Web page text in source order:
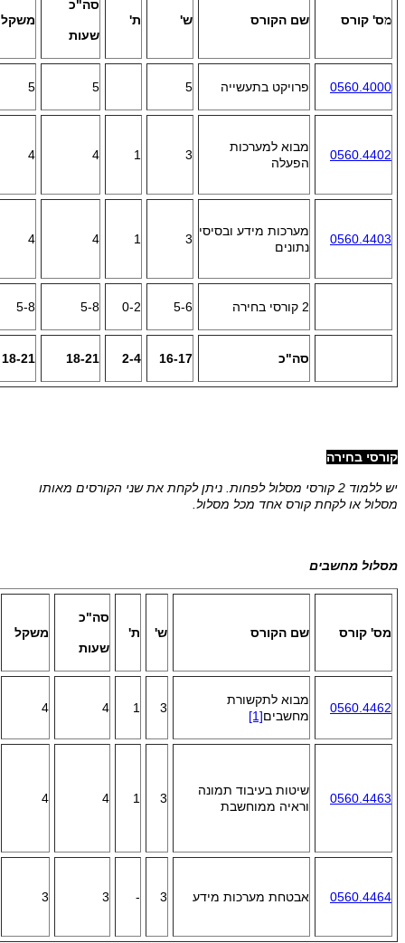
מס' קורס שם הקורס ש' ת'
סה"כ
שעות
משקל
0560.4000 פרויקט בתעשייה 5
5
5
0560.4402
מבוא למערכות
הפעלה
3
1
4
4
0560.4403
מערכות מידע ובסיסי
נתונים
3
1
4
4
2 קורסי בחירה 5-6
0-2
5-8
5-8
סה"כ 16-17
2-4
18-21
18-21
קורסי בחירה
יש ללמוד 2 קורסי מסלול לפחות. ניתן לקחת את שני הקורסים מאותו
מסלול או לקחת קורס אחד מכל מסלול.
מסלול מחשבים
מס' קורס שם הקורס ש' ת'
סה"כ
שעות
משקל
0560.4462
מבוא לתקשורת
מחשבים[1]
3
1
4
4
0560.4463
שיטות בעיבוד תמונה
וראיה ממוחשבת
3
1
4
4
0560.4464 אבטחת מערכות מידע 3
-
3
3